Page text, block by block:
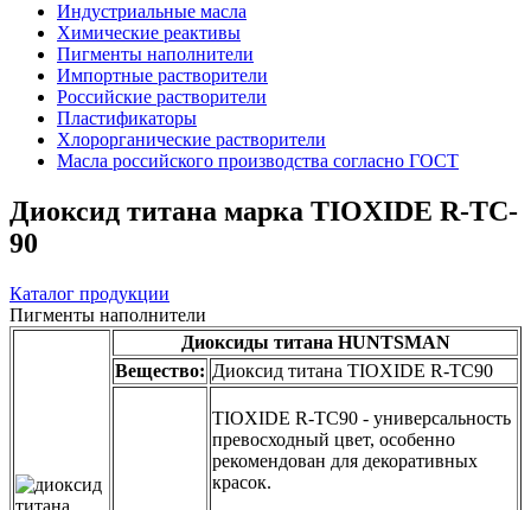
Индустриальные масла
Химические реактивы
Пигменты наполнители
Импортные растворители
Российские растворители
Пластификаторы
Хлорорганические растворители
Масла российского производства согласно ГОСТ
Диоксид титана марка TIOXIDE R-TC-
90
Каталог продукции
Пигменты наполнители
Диоксиды титана HUNTSMAN
Вещество: Диоксид титана TIOXIDE R-TC90
TIOXIDE R-TC90 - универсальность
превосходный цвет, особенно
рекомендован для декоративных
красок.